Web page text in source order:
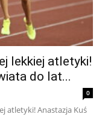
lekkiej atletyki!
do lat...
0
atletyki! Anastazja Kuś